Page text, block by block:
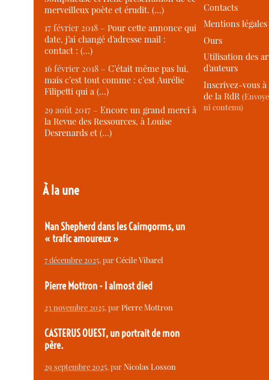
merveilleux poète et érudit. (…)
17 février 2018 –Pour cette annonce qui
date, j’ai changé d’adresse mail :
contact : (…)
16 février 2018 –C’était même pas lui,
mais c’est tout comme : c’est Aurélie
Filipetti qui a (…)
29 août 2017 –Encore un grand merci à
la Revue des Ressources, à Louise
Desrenards et (…)
À la une
Nan Shepherd dans les Cairngorms, un
« trafic amoureux »
7 décembre 2025, parCécile Vibarel
Pierre Mottron - I almost died
23 novembre 2025, parPierre Mottron
CASTERUS OUEST, un portrait de mon
père.
29 septembre 2025, parNicolas Losson
Contacts
Mentions légales
Ours
Utilisation des
d’auteurs
Inscrivez-vous
de la RdR
ni contenu)